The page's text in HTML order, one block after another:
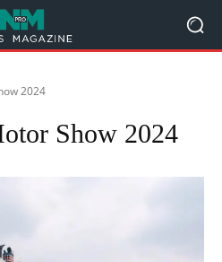
2024
Show 2024